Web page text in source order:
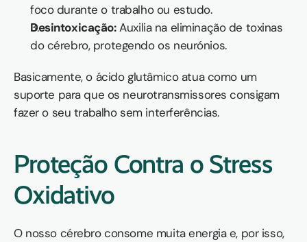
foco durante o trabalho ou estudo.
Desintoxicação: Auxilia na eliminação de toxinas
do cérebro, protegendo os neurónios.
Basicamente, o ácido glutâmico atua como um
suporte para que os neurotransmissores consigam
fazer o seu trabalho sem interferências.
Proteção Contra o Stress
Oxidativo
O nosso cérebro consome muita energia e, por isso,